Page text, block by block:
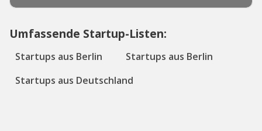
Umfassende Startup-Listen:
Startups aus Berlin
Startups aus Berlin
Startups aus Deutschland